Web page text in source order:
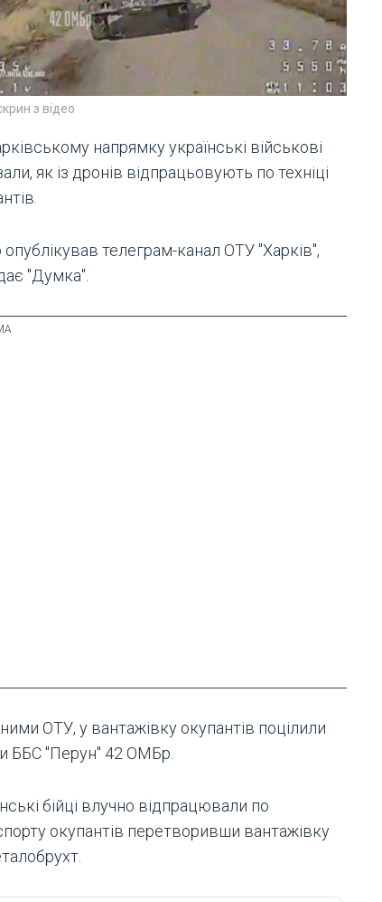
з відео
напрямку українські військові
як із дронів відпрацьовують по техніці
опублікував телеграм-канал ОТУ "Харків",
"Думка".
ОТУ, у вантажівку окупантів поцілили
ББС "Перун" 42 ОМБр.
бійці влучно відпрацювали по
окупантів перетворивши вантажівку